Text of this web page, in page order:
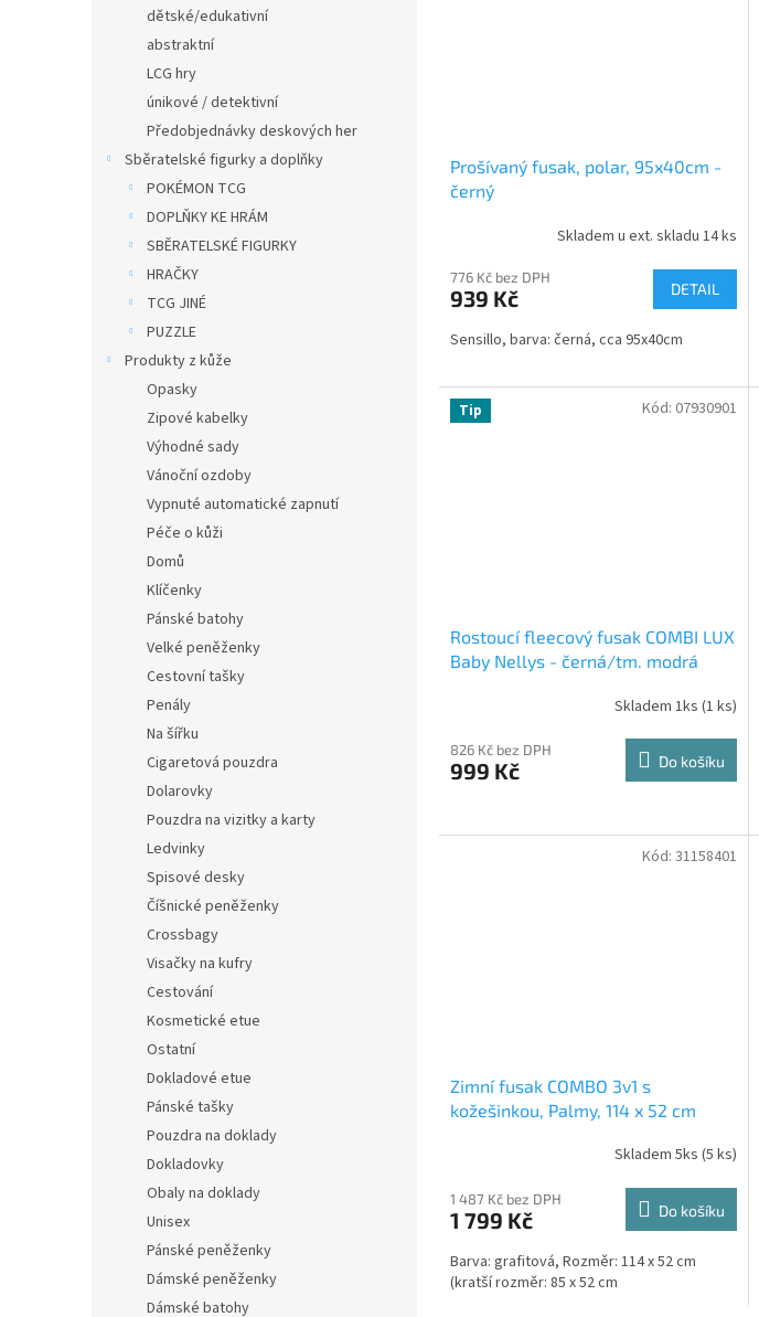
dětské/edukativní
abstraktní
LCG hry
únikové / detektivní
Předobjednávky deskových her
Sběratelské figurky a doplňky
POKÉMON TCG
DOPLŇKY KE HRÁM
SBĚRATELSKÉ FIGURKY
HRAČKY
TCG JINÉ
PUZZLE
Produkty z kůže
Opasky
Zipové kabelky
Výhodné sady
Vánoční ozdoby
Vypnuté automatické zapnutí
Péče o kůži
Domů
Klíčenky
Pánské batohy
Velké peněženky
Cestovní tašky
Penály
Na šířku
Cigaretová pouzdra
Dolarovky
Pouzdra na vizitky a karty
Ledvinky
Spisové desky
Číšnické peněženky
Crossbagy
Visačky na kufry
Cestování
Kosmetické etue
Ostatní
Dokladové etue
Pánské tašky
Pouzdra na doklady
Dokladovky
Obaly na doklady
Unisex
Pánské peněženky
Dámské peněženky
Dámské batohy
Prošívaný fusak, polar, 95x40cm -
černý
Skladem u ext. skladu 14 ks
776 Kč bez DPH
939 Kč DETAIL
Sensillo, barva: černá, cca 95x40cm
Tip
Rostoucí fleecový fusak COMBI LUX
Baby Nellys - černá/tm. modrá
Skladem 1ks (1 ks)
826 Kč bez DPH
999 Kč Do košíku
Kód: 07930901
Zimní fusak COMBO 3v1 s
kožešinkou, Palmy, 114 x 52 cm
Skladem 5ks (5 ks)
1 487 Kč bez DPH
1 799 Kč Do košíku
Barva: grafitová, Rozměr: 114 x 52 cm
(kratší rozměr: 85 x 52 cm
Kód: 31158401